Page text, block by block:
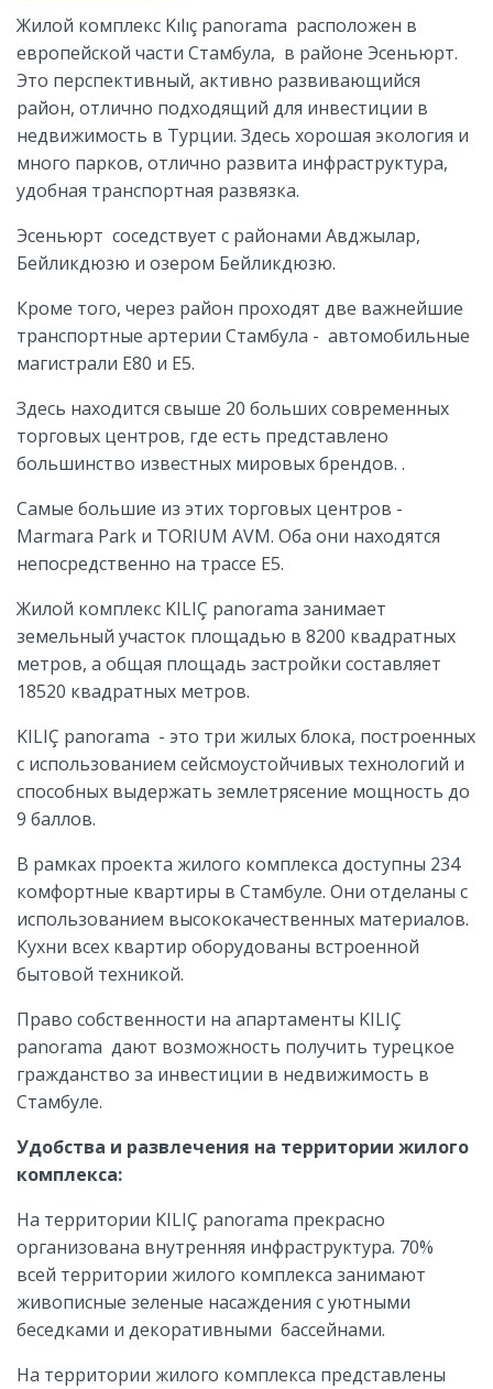
Жилой комплекс Kılıç panorama расположен в
европейской части Стамбула, в районе Эсеньюрт.
Это перспективный, активно развивающийся
район, отлично подходящий для инвестиции в
недвижимость в Турции. Здесь хорошая экология и
много парков, отлично развита инфраструктура,
удобная транспортная развязка.
Эсеньюрт соседствует с районами Авджылар,
Бейликдюзю и озером Бейликдюзю.
Кроме того, через район проходят две важнейшие
транспортные артерии Стамбула - автомобильные
магистрали Е80 и Е5.
Здесь находится свыше 20 больших современных
торговых центров, где есть представлено
большинство известных мировых брендов. .
Самые большие из этих торговых центров -
Marmara Park и TORIUM AVM. Оба они находятся
непосредственно на трассе Е5.
Жилой комплекс KILIÇ panorama занимает
земельный участок площадью в 8200 квадратных
метров, а общая площадь застройки составляет
18520 квадратных метров.
KILIÇ panorama - это три жилых блока, построенных
с использованием сейсмоустойчивых технологий и
способных выдержать землетрясение мощность до
9 баллов.
В рамках проекта жилого комплекса доступны 234
комфортные квартиры в Стамбуле. Они отделаны с
использованием высококачественных материалов.
Кухни всех квартир оборудованы встроенной
бытовой техникой.
Право собственности на апартаменты KILIÇ
panorama дают возможность получить турецкое
гражданство за инвестиции в недвижимость в
Стамбуле.
Удобства и развлечения на территории жилого
комплекса:
На территории KILIÇ panorama прекрасно
организована внутренняя инфраструктура. 70%
всей территории жилого комплекса занимают
живописные зеленые насаждения с уютными
беседками и декоративными бассейнами.
На территории жилого комплекса представлены